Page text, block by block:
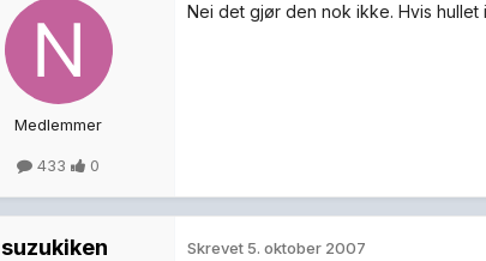
Medlemmer
433 0
Nei det gjør den nok ikke. Hvis
suzukiken Skrevet 5. oktober 2007